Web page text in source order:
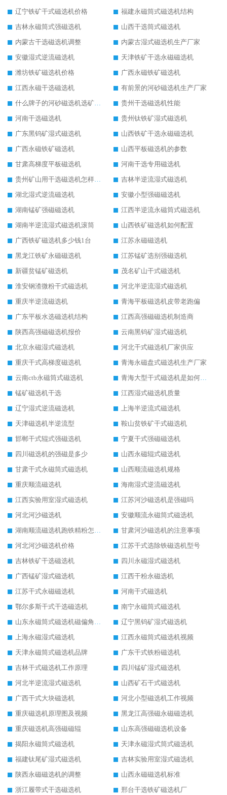
辽宁铁矿干式磁选机价格
福建永磁筒式磁选机结构
吉林永磁筒式强磁选机
山西干选筒式磁选机
内蒙古干选磁选机调整
内蒙古湿式磁选机生产厂家
安徽湿式逆流磁选机
天津铁矿干选永磁磁选机
潍坊铁矿磁选机价格
广西永磁铁矿磁选机
江西永磁干选磁选机
有前景的河砂磁选机生产厂家
什么牌子的河砂磁选机选矿效果好
贵州干选磁选机性能
河南干选磁选机
贵州钛铁矿湿式磁选机
广东黑钨矿湿式磁选机
山西铁矿干选永磁磁选机
广西永磁铁矿磁选机
山西平板磁选机的参数
甘肃高梯度平板磁选机
河南干选专用磁选机
贵州矿山用干选磁选机怎样调磁
吉林半逆流湿式磁选机
湖北湿式逆流磁选机
安徽小型强磁磁选机
湖南锰矿强磁磁选机
江西半逆流永磁筒式磁选机
湖南半逆流湿式磁选机滚筒
山西铁矿磁选机如何配置
广西铁矿磁选机多少钱1台
江苏永磁磁选机
黑龙江铁矿永磁磁选机
江苏锰矿选别强磁选机
新疆贫锰矿磁选机
茂名矿山干式磁选机
淮安钢渣微粉干式磁选机
河北半逆流湿式磁选机
重庆半逆流磁选机
青海平板磁选机皮带老跑偏
广东平板水选磁选机结构
江西高强磁磁选机制造商
陕西高强磁磁选机报价
云南黑钨矿湿式磁选机
北京永磁湿式磁选机
河北干式磁选机厂家供应
重庆干式高梯度磁选机
青海永磁盘式磁选机生产厂家
云南ctb永磁筒式磁选机
青海大型干式磁选机是如何选矿的
锰矿磁选机干选
江西湿式磁选机质量
辽宁湿式逆流磁选机
上海半逆流式磁选机
天津磁选机半逆流型
鞍山贫铁矿干式磁选机
邯郸干式辊式强磁选机
宁夏干式强磁磁选机
四川磁选机的强磁是多少
山西永磁辊式磁选机
甘肃干式永磁筒式磁选机
山西顺流磁选机规格
重庆顺流磁选机
海南湿式逆流磁选机
江西实验用室湿式磁选机
江苏河沙磁选机是强磁吗
河北河沙磁选机
安徽顺流永磁筒式磁选机
湖南顺流磁选机跑铁精粉怎么处理
甘肃河沙磁选机的注意事项
河北河沙磁选机价格
江苏干式选除铁磁选机型号
吉林铁矿干选磁选机
四川永磁湿式磁选机
广西锰矿湿式磁选机
江西干粉永磁选机
江苏干式永磁磁选机
河南干式磁选机
鄂尔多斯干式干选磁选机
南宁永磁筒式磁选机
山东永磁筒式磁选机磁偏角怎么调整
辽宁黑钨矿湿式磁选机
上海永磁湿式磁选机
江西永磁筒式磁选机视频
天津永磁筒式磁选机品牌
广东干式铁粉磁选机
吉林干式磁选机工作原理
四川锰矿湿式磁选机
河北半逆流湿式磁选机
山西矿石干式磁选机
广西干式大块磁选机
河北小型磁选机工作视频
重庆磁选机原理图及视频
黑龙江高强磁永磁磁选机
重庆磁选机高强磁磁辊
山东高强磁磁选机设备
揭阳永磁筒式磁选机
天津永磁湿式筒式磁选机
福建钛尾矿湿式磁选机
吉林实验用室湿式磁选机
陕西永磁磁选机的调整
山西永磁磁选机标准
浙江履带式干选磁选机
邢台干选铁矿磁选机厂